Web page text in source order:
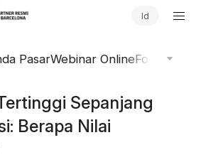
Id
PasarWebinar OnlineFokus
Sepanjang
Berapa Nilai